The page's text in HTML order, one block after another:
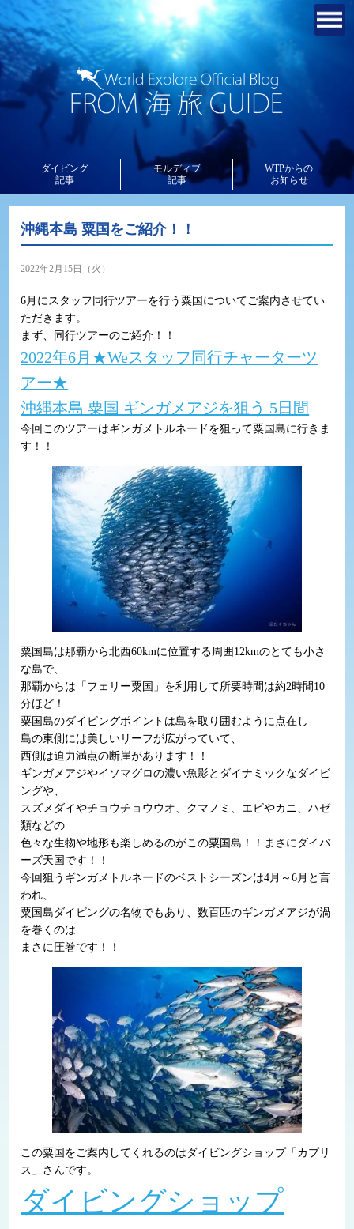
ダイビング
記事
モルディブ
記事
WTPからの
お知らせ
沖縄本島 粟国をご紹介！！
2022年2月15日（火）
6月にスタッフ同行ツアーを行う粟国についてご案内させてい
ただきます。
まず、同行ツアーのご紹介！！
2022年6月★Weスタッフ同行チャーターツ
アー★
沖縄本島 粟国 ギンガメアジを狙う 5日間
今回このツアーはギンガメトルネードを狙って粟国島に行きま
す！！
粟国島は那覇から北西60kmに位置する周囲12kmのとても小さ
な島で、
那覇からは「フェリー粟国」を利用して所要時間は約2時間10
分ほど！
粟国島のダイビングポイントは島を取り囲むように点在し
島の東側には美しいリーフが広がっていて、
西側は迫力満点の断崖があります！！
ギンガメアジやイソマグロの濃い魚影とダイナミックなダイビ
ングや、
スズメダイやチョウチョウウオ、クマノミ、エビやカニ、ハゼ
類などの
色々な生物や地形も楽しめるのがこの粟国島！！まさにダイバ
ーズ天国です！！
今回狙うギンガメトルネードのベストシーズンは4月～6月と言
われ、
粟国島ダイビングの名物でもあり、数百匹のギンガメアジが渦
を巻くのは
まさに圧巻です！！
この粟国をご案内してくれるのはダイビングショップ「カプリ
ス」さんです。
ダイビングショップ